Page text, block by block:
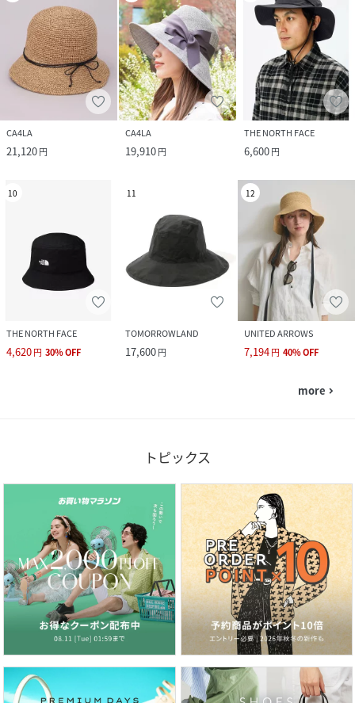
CA4LA
21,120円
CA4LA
19,910円
THE NORTH FACE
6,600円
10
THE NORTH FACE
4,620円 30%OFF
11
TOMORROWLAND
17,600円
12
UNITED ARROWS
7,194円 40%OFF
more navigate_next
トピックス